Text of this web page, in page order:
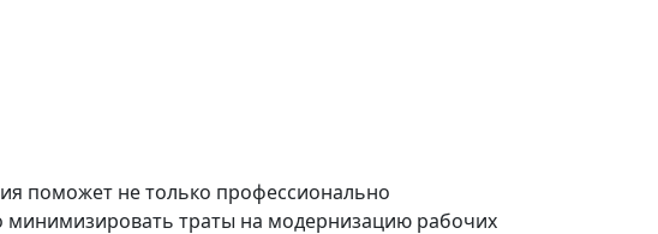
поможет не только профессионально
минимизировать траты на модернизацию рабочих